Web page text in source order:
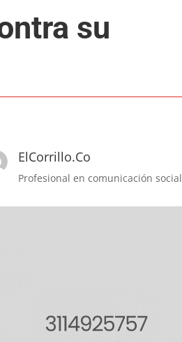
su
ElCorrillo.Co
Profesional en comunicación social